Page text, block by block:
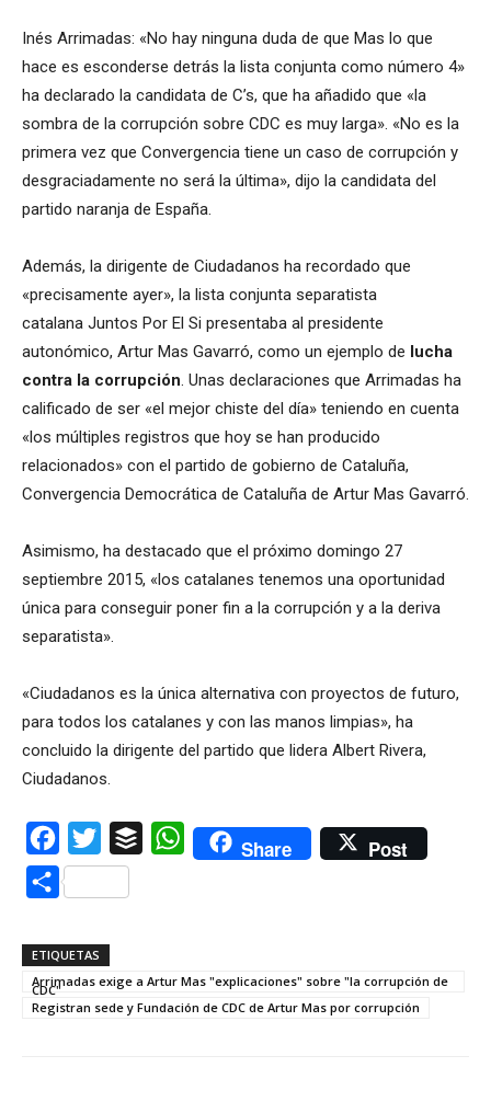
Inés Arrimadas: «No hay ninguna duda de que Mas lo que
hace es esconderse detrás la lista conjunta como número 4»
ha declarado la candidata de C’s, que ha añadido que «la
sombra de la corrupción sobre CDC es muy larga». «No es la
primera vez que Convergencia tiene un caso de corrupción y
desgraciadamente no será la última», dijo la candidata del
partido naranja de España.
Además, la dirigente de Ciudadanos ha recordado que
«precisamente ayer», la lista conjunta separatista
catalana Juntos Por El Si presentaba al presidente
autonómico, Artur Mas Gavarró, como un ejemplo de lucha
contra la corrupción. Unas declaraciones que Arrimadas ha
calificado de ser «el mejor chiste del día» teniendo en cuenta
«los múltiples registros que hoy se han producido
relacionados» con el partido de gobierno de Cataluña,
Convergencia Democrática de Cataluña de Artur Mas Gavarró.
Asimismo, ha destacado que el próximo domingo 27
septiembre 2015, «los catalanes tenemos una oportunidad
única para conseguir poner fin a la corrupción y a la deriva
separatista».
«Ciudadanos es la única alternativa con proyectos de futuro,
para todos los catalanes y con las manos limpias», ha
concluido la dirigente del partido que lidera Albert Rivera,
Ciudadanos.
Facebook
Twitter Buffer WhatsAppShare Post
Compartir
ETIQUETAS
Arrimadas exige a Artur Mas "explicaciones" sobre "la corrupción de
CDC"
Registran sede y Fundación de CDC de Artur Mas por corrupción